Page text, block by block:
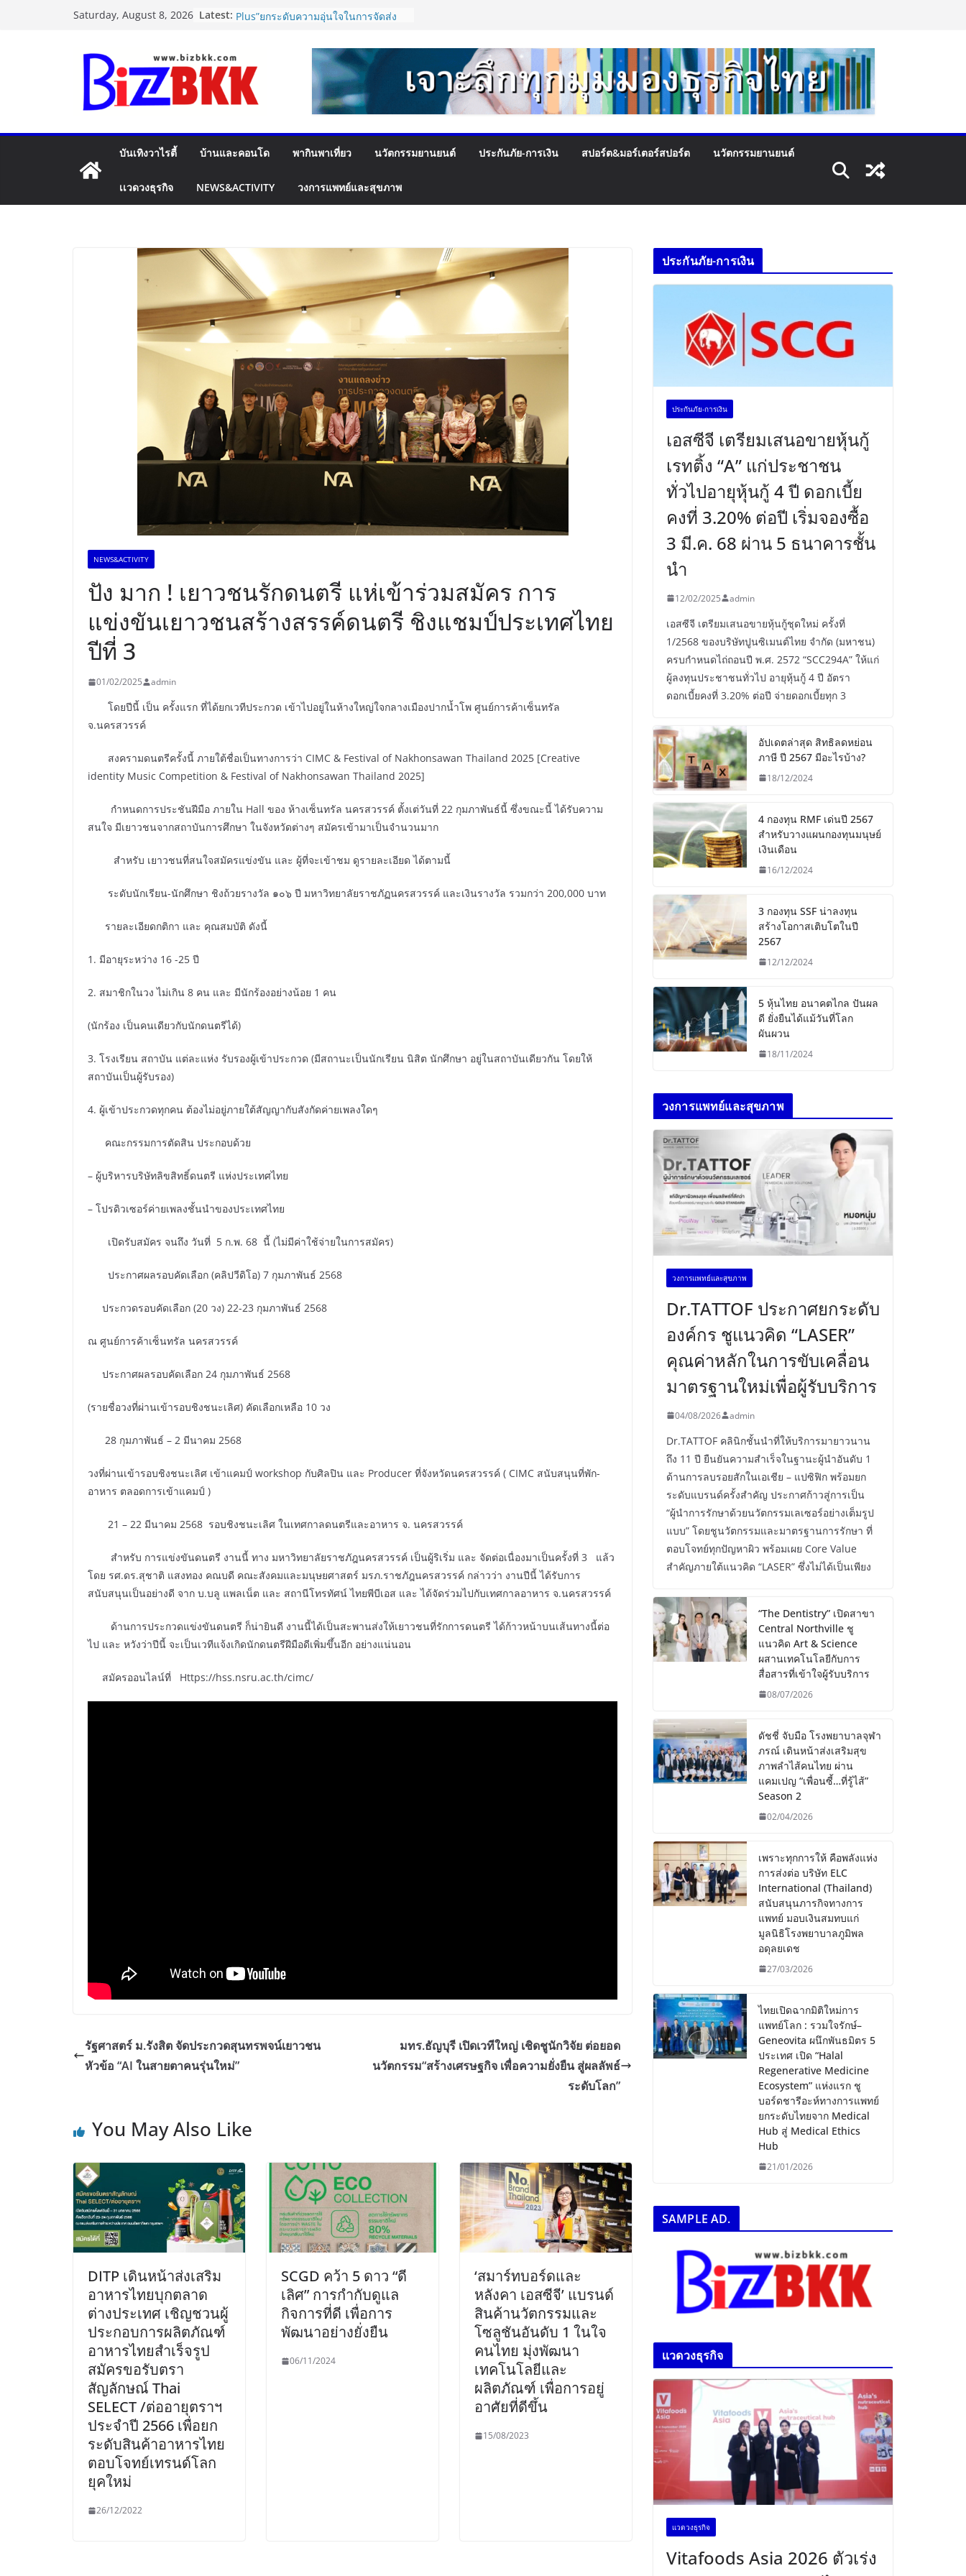
Saturday, August 8, 2026 Latest: แฟลช เอ็กซ์เพรส เปิดตัว “Flash Care
สินค้ามูลค่าสูง
ไซลุน ไทยแลนด์ ชูนวัตกรรมยาง EV นำ
Xiaomi SU7 Ultra และ VOGUE Tire
จัดแสดงในงาน IMPACT SPEED FEST
อุตสาหกรรมสารสกัดไทย ชูงานวิจัย –
เครือข่ายโลก สร้างมูลค่าเศรษฐกิจใหม่
ทะลุล้านล้านดอลลาร์
การค้ายาสูบไทย หนุนโครงสร้างอัตรา
เดียว ลดบิดเบือนตลาด เพิ่ม
ประสิทธิภาพจัดเก็บรายได้
บันเทิงวาไรตี้ บ้านและคอนโด พากินพาเที่ยว นวัตกรรมยานยนต์ ประกันภัย-การเงิน สปอร์ต&มอร์เตอร์สปอร์ต นวัตกรรมยานยนต์
เเวดวงธุรกิจ NEWS&ACTIVITY วงการแพทย์และสุขภาพ
NEWS&ACTIVITY
ปัง มาก ! เยาวชนรักดนตรี แห่เข้าร่วมสมัคร การ
แข่งขันเยาวชนสร้างสรรค์ดนตรี ชิงแชมป์ประเทศไทย
ปีที่ 3
01/02/2025 admin
โดยปีนี้ เป็น ครั้งแรก ที่ได้ยกเวทีประกวด เข้าไปอยู่ในห้างใหญ่ใจกลางเมืองปากน้ำโพ ศูนย์การค้าเซ็นทรัล
จ.นครสวรรค์
สงครามดนตรีครั้งนี้ ภายใต้ชื่อเป็นทางการว่า CIMC & Festival of Nakhonsawan Thailand 2025 [Creative
identity Music Competition & Festival of Nakhonsawan Thailand 2025]
กำหนดการประชันฝีมือ ภายใน Hall ของ ห้างเซ็นทรัล นครสวรรค์ ตั้งเต่วันที่ 22 กุมภาพันธ์นี้ ซึ่งขณะนี้ ได้รับความ
สนใจ มีเยาวชนจากสถาบันการศึกษา ในจังหวัดต่างๆ สมัครเข้ามาเป็นจำนวนมาก
สำหรับ เยาวชนที่สนใจสมัครแข่งขัน และ ผู้ที่จะเข้าชม ดูรายละเอียด ได้ตามนี้
ระดับนักเรียน-นักศึกษา ชิงถ้วยรางวัล ๑๐๖ ปี มหาวิทยาลัยราชภัฏนครสวรรค์ และเงินรางวัล รวมกว่า 200,000 บาท
รายละเอียดกติกา และ คุณสมบัติ ดังนี้
1. มีอายุระหว่าง 16 -25 ปี
2. สมาชิกในวง ไม่เกิน 8 คน และ มีนักร้องอย่างน้อย 1 คน
(นักร้อง เป็นคนเดียวกับนักดนตรีได้)
3. โรงเรียน สถาบัน แต่ละแห่ง รับรองผู้เข้าประกวด (มีสถานะเป็นนักเรียน นิสิต นักศึกษา อยู่ในสถาบันเดียวกัน โดยให้
สถาบันเป็นผู้รับรอง)
4. ผู้เข้าประกวดทุกคน ต้องไม่อยู่ภายใต้สัญญากับสังกัดค่ายเพลงใดๆ
คณะกรรมการตัดสิน ประกอบด้วย
– ผู้บริหารบริษัทลิขสิทธิ์ดนตรี แห่งประเทศไทย
– โปรดิวเซอร์ค่ายเพลงชั้นนำของประเทศไทย
เปิดรับสมัคร จนถึง วันที่ 5 ก.พ. 68 นี้ (ไม่มีค่าใช้จ่ายในการสมัคร)
ประกาศผลรอบคัดเลือก (คลิปวีดิโอ) 7 กุมภาพันธ์ 2568
ประกวดรอบคัดเลือก (20 วง) 22-23 กุมภาพันธ์ 2568
ณ ศูนย์การค้าเซ็นทรัล นครสวรรค์
ประกาศผลรอบคัดเลือก 24 กุมภาพันธ์ 2568
(รายชื่อวงที่ผ่านเข้ารอบชิงชนะเลิศ) คัดเลือกเหลือ 10 วง
28 กุมภาพันธ์ – 2 มีนาคม 2568
วงที่ผ่านเข้ารอบชิงชนะเลิศ เข้าแคมป์ workshop กับศิลปิน และ Producer ที่จังหวัดนครสวรรค์ ( CIMC สนับสนุนที่พัก-
อาหาร ตลอดการเข้าแคมป์ )
21 – 22 มีนาคม 2568 รอบชิงชนะเลิศ ในเทศกาลดนตรีและอาหาร จ. นครสวรรค์
สำหรับ การแข่งขันดนตรี งานนี้ ทาง มหาวิทยาลัยราชภัฎนครสวรรค์ เป็นผู้ริเริ่ม และ จัดต่อเนื่องมาเป็นครั้งที่ 3 แล้ว
โดย รศ.ดร.สุชาติ แสงทอง คณบดี คณะสังคมและมนุษยศาสตร์ มรภ.ราชภัฎนครสวรรค์ กล่าวว่า งานปีนี้ ได้รับการ
สนับสนุนเป็นอย่างดี จาก บ.บลู แพลเน็ต และ สถานีโทรทัศน์ ไทยพีบีเอส และ ได้จัดร่วมไปกับเทศกาลอาหาร จ.นครสวรรค์
ด้านการประกวดแข่งขันดนตรี ก็น่ายินดี งานนี้ได้เป็นสะพานส่งให้เยาวชนที่รักการดนตรี ได้ก้าวหน้าบนเส้นทางนี้ต่อ
ไป และ หวังว่าปีนี้ จะเป็นเวทีแจ้งเกิดนักดนตรีฝีมือดีเพิ่มขึ้นอีก อย่างแน่นอน
สมัครออนไลน์ที่ Https://hss.nsru.ac.th/cimc/
รัฐศาสตร์ ม.รังสิต จัดประกวดสุนทรพจน์เยาวชน
หัวข้อ “AI ในสายตาคนรุ่นใหม่”
มทร.ธัญบุรี เปิดเวทีใหญ่ เชิดชูนักวิจัย ต่อยอด
นวัตกรรม“สร้างเศรษฐกิจ เพื่อความยั่งยืน สู่ผลลัพธ์
ระดับโลก”
You May Also Like
DITP เดินหน้าส่งเสริม
อาหารไทยบุกตลาด
ต่างประเทศ เชิญชวนผู้
ประกอบการผลิตภัณฑ์
อาหารไทยสำเร็จรูป
สมัครขอรับตรา
สัญลักษณ์ Thai
SELECT /ต่ออายุตราฯ
ประจำปี 2566 เพื่อยก
ระดับสินค้าอาหารไทย
ตอบโจทย์เทรนด์โลก
ยุคใหม่
26/12/2022
SCGD คว้า 5 ดาว “ดี
เลิศ” การกำกับดูแล
กิจการที่ดี เพื่อการ
พัฒนาอย่างยั่งยืน
06/11/2024
‘สมาร์ทบอร์ดและ
หลังคา เอสซีจี’ แบรนด์
สินค้านวัตกรรมและ
โซลูชันอันดับ 1 ในใจ
คนไทย มุ่งพัฒนา
เทคโนโลยีและ
ผลิตภัณฑ์ เพื่อการอยู่
อาศัยที่ดีขึ้น
15/08/2023
ประกันภัย-การเงิน
ประกันภัย-การเงิน
เอสซีจี เตรียมเสนอขายหุ้นกู้
เรทติ้ง “A” แก่ประชาชน
ทั่วไปอายุหุ้นกู้ 4 ปี ดอกเบี้ย
คงที่ 3.20% ต่อปี เริ่มจองซื้อ
3 มี.ค. 68 ผ่าน 5 ธนาคารชั้น
นำ
12/02/2025 admin
เอสซีจี เตรียมเสนอขายหุ้นกู้ชุดใหม่ ครั้งที่
1/2568 ของบริษัทปูนซิเมนต์ไทย จำกัด (มหาชน)
ครบกำหนดไถ่ถอนปี พ.ศ. 2572 “SCC294A” ให้แก่
ผู้ลงทุนประชาชนทั่วไป อายุหุ้นกู้ 4 ปี อัตรา
ดอกเบี้ยคงที่ 3.20% ต่อปี จ่ายดอกเบี้ยทุก 3
อัปเดตล่าสุด สิทธิลดหย่อน
ภาษี ปี 2567 มีอะไรบ้าง?
18/12/2024
4 กองทุน RMF เด่นปี 2567
สำหรับวางแผนกองทุนมนุษย์
เงินเดือน
16/12/2024
3 กองทุน SSF น่าลงทุน
สร้างโอกาสเติบโตในปี
2567
12/12/2024
5 หุ้นไทย อนาคตไกล ปันผล
ดี ยั่งยืนได้แม้วันที่โลก
ผันผวน
18/11/2024
วงการแพทย์และสุขภาพ
วงการแพทย์และสุขภาพ
Dr.TATTOF ประกาศยกระดับ
องค์กร ชูแนวคิด “LASER”
คุณค่าหลักในการขับเคลื่อน
มาตรฐานใหม่เพื่อผู้รับบริการ
04/08/2026 admin
Dr.TATTOF คลินิกชั้นนำที่ให้บริการมายาวนาน
ถึง 11 ปี ยืนยันความสำเร็จในฐานะผู้นำอันดับ 1
ด้านการลบรอยสักในเอเชีย – แปซิฟิก พร้อมยก
ระดับแบรนด์ครั้งสำคัญ ประกาศก้าวสู่การเป็น
“ผู้นำการรักษาด้วยนวัตกรรมเลเซอร์อย่างเต็มรูป
แบบ” โดยชูนวัตกรรมและมาตรฐานการรักษา ที่
ตอบโจทย์ทุกปัญหาผิว พร้อมเผย Core Value
สำคัญภายใต้แนวคิด “LASER” ซึ่งไม่ได้เป็นเพียง
“The Dentistry” เปิดสาขา
Central Northville ชู
แนวคิด Art & Science
ผสานเทคโนโลยีกับการ
สื่อสารที่เข้าใจผู้รับบริการ
08/07/2026
ดัชชี่ จับมือ โรงพยาบาลจุฬา
ภรณ์ เดินหน้าส่งเสริมสุข
ภาพลำไส้คนไทย ผ่าน
แคมเปญ “เพื่อนซี้…ที่รู้ไส้”
Season 2
02/04/2026
เพราะทุกการให้ คือพลังแห่ง
การส่งต่อ บริษัท ELC
International (Thailand)
สนับสนุนภารกิจทางการ
แพทย์ มอบเงินสมทบแก่
มูลนิธิโรงพยาบาลภูมิพล
อดุลยเดช
27/03/2026
ไทยเปิดฉากมิติใหม่การ
แพทย์โลก : รวมใจรักษ์–
Geneovita ผนึกพันธมิตร 5
ประเทศ เปิด “Halal
Regenerative Medicine
Ecosystem” แห่งแรก ชู
บอร์ดชารีอะห์ทางการแพทย์
ยกระดับไทยจาก Medical
Hub สู่ Medical Ethics
Hub
21/01/2026
SAMPLE AD.
เเวดวงธุรกิจ
เเวดวงธุรกิจ
Vitafoods Asia 2026 ตัวเร่ง